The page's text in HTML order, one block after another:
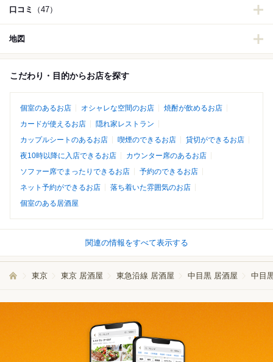
口コミ （47）
地図
こだわり・目的からお店を探す
個室のあるお店 オシャレな空間のお店
焼酎が飲めるお店
カードが使えるお店
隠れ家レストラン
カップルシートのあるお店
喫煙のできるお店
貸切ができるお店
夜10時以降に入店できるお店
カウンター席のあるお店
ソファー席でまったりできるお店
予約のできるお店
ネット予約ができるお店
落ち着いた雰囲気のお店
個室のある居酒屋
関連の情報をすべて表示する
東京 東京 居酒屋 東急沿線 居酒屋 中目黒 居酒屋 中目